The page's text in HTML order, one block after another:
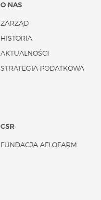
O NAS
ZARZĄD
HISTORIA
AKTUALNOŚCI
STRATEGIA PODATKOWA
CSR
FUNDACJA AFLOFARM